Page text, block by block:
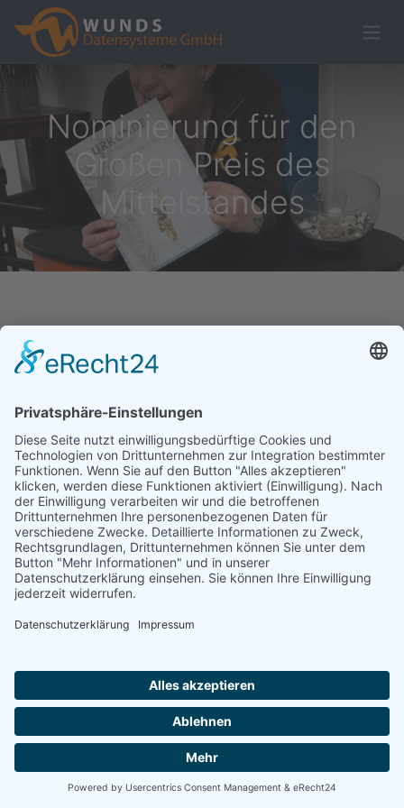
Nominierung für den
Großen Preis des
Mittelstandes